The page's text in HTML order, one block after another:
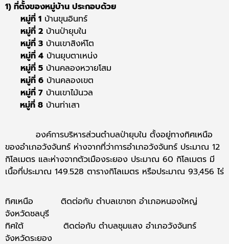
1) ที่ตั้งของหมู่บ้าน ประกอบด้วย
หมู่ที่ 1 บ้านขุนอินทร์
หมู่ที่ 2 บ้านป่ายุบใน
หมู่ที่ 3 บ้านเขาสิงห์โต
หมู่ที่ 4 บ้านยุบตาเหน่ง
หมู่ที่ 5 บ้านคลองหวายโสม
หมู่ที่ 6 บ้านคลองเขต
หมู่ที่ 7 บ้านเขาไม้นวล
หมู่ที่ 8 บ้านท่าเสา
องค์การบริหารส่วนตำบลป่ายุบใน ตั้งอยู่ทางทิศเหนือ
ของอำเภอวังจันทร์ ห่างจากที่ว่าการอำเภอวังจันทร์ ประมาณ 12
กิโลเมตร และห่างจากตัวเมืองระยอง ประมาณ 60 กิโลเมตร มี
เนื้อที่ประมาณ 149.528 ตารางกิโลเมตร หรือประมาณ 93,456 ไร่
ทิศเหนือ ติดต่อกับ ตำบลเขาซก อำเภอหนองใหญ่
จังหวัดชลบุรี
ทิศใต้ ติดต่อกับ ตำบลชุมแสง อำเภอวังจันทร์
จังหวัดระยอง